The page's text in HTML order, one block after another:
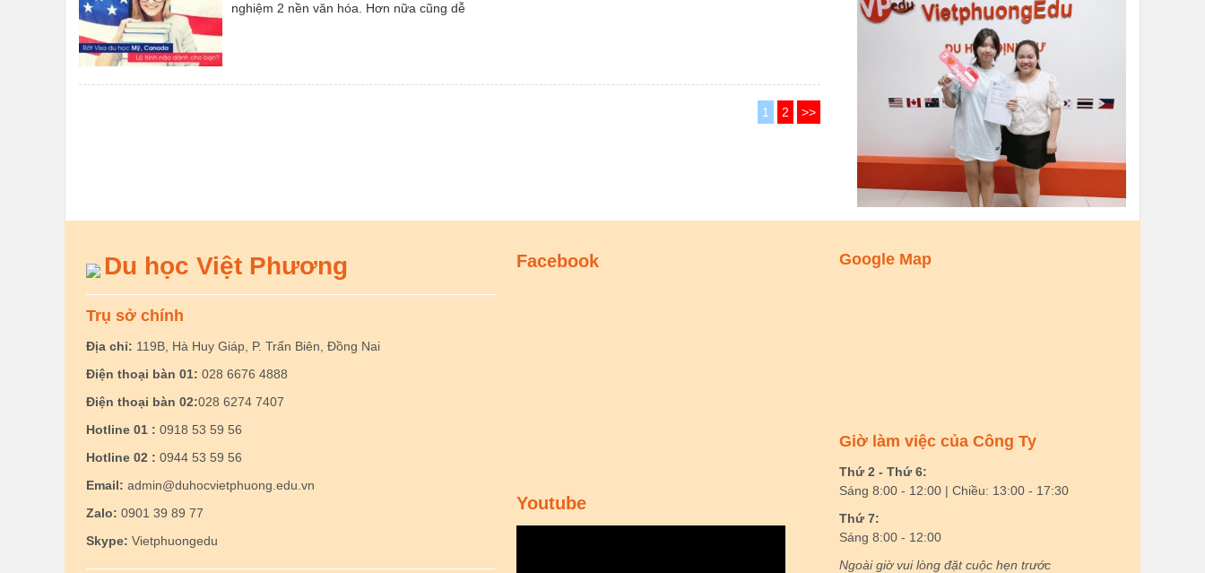
nghiệm 2 nền văn hóa. Hơn nữa cũng dễ
1 2 >>
Du học Việt Phương
Trụ sở chính
Địa chỉ: 119B, Hà Huy Giáp, P. Trấn Biên, Đồng Nai
Điện thoại bàn 01: 028 6676 4888
Điện thoại bàn 02:028 6274 7407
Hotline 01 : 0918 53 59 56
Hotline 02 : 0944 53 59 56
Email: admin@duhocvietphuong.edu.vn
Zalo: 0901 39 89 77
Skype: Vietphuongedu
Facebook
Youtube
Google Map
Giờ làm việc của Công Ty
Thứ 2 - Thứ 6:
Sáng 8:00 - 12:00 | Chiều: 13:00 - 17:30
Thứ 7:
Sáng 8:00 - 12:00
Ngoài giờ vui lòng đặt cuộc hẹn trước